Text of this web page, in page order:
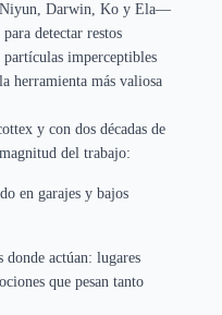
Niyun, Darwin, Ko y Ela—
detectar restos
imperceptibles
herramienta más valiosa
y con dos décadas de
del trabajo:
en garajes y bajos
donde actúan: lugares
que pesan tanto